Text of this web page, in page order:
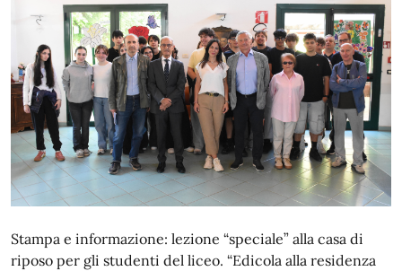
Stampa e informazione: lezione “speciale” alla casa di
riposo per gli studenti del liceo. “Edicola alla residenza